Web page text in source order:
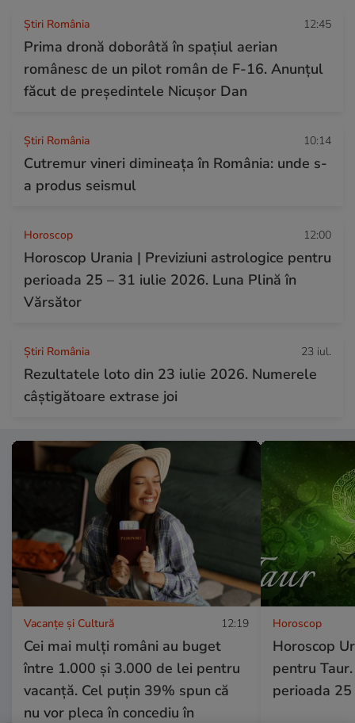
Știri România 12:45
Prima dronă doborâtă în spațiul aerian
românesc de un pilot român de F-16. Anunțul
făcut de președintele Nicușor Dan
Știri România 10:14
Cutremur vineri dimineața în România: unde s-
a produs seismul
Horoscop 12:00
Horoscop Urania | Previziuni astrologice pentru
perioada 25 – 31 iulie 2026. Luna Plină în
Vărsător
Știri România 23 iul.
Rezultatele loto din 23 iulie 2026. Numerele
câștigătoare extrase joi
Vacanțe și Cultură 12:19
Cei mai mulți români au buget
între 1.000 și 3.000 de lei pentru
vacanță. Cel puțin 39% spun că
nu vor pleca în concediu în
Horoscop
Horoscop
pentru
perioada